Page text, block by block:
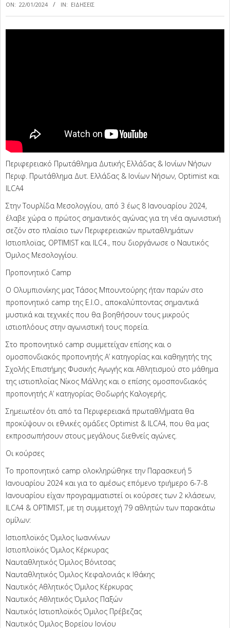
ON: 22/01/2024 IN: ΕΙΔΗΣΕΙΣ
Περιφερειακό Πρωτάθλημα Δυτικής Ελλάδας & Ιονίων Νήσων
Περιφ. Πρωτάθλημα Δυτ. Ελλάδας & Ιονίων Νήσων, Optimist και
ILCA4
Στην Τουρλίδα Μεσολογγίου, από 3 έως 8 Ιανουαρίου 2024,
έλαβε χώρα ο πρώτος σημαντικός αγώνας για τη νέα αγωνιστική
σεζόν στο πλαίσιο των Περιφερειακών πρωταθλημάτων
Ιστιοπλοϊας, OPTIMIST και ILC4., που διοργάνωσε ο Ναυτικός
Όμιλος Μεσολογγίου.
Προπονητικό Camp
Ο Ολυμπιονίκης μας Τάσος Μπουντούρης ήταν παρών στο
προπονητικό camp της Ε.Ι.Ο., αποκαλύπτοντας σημαντικά
μυστικά και τεχνικές που θα βοηθήσουν τους μικρούς
ιστιοπλόους στην αγωνιστική τους πορεία.
Στο προπονητικό camp συμμετείχαν επίσης και ο
ομοσπονδιακός προπονητής Α’ κατηγορίας και καθηγητής της
Σχολής Επιστήμης Φυσικής Αγωγής και Αθλητισμού στο μάθημα
της ιστιοπλοΐας Νίκος Μάλλης και ο επίσης ομοσπονδιακός
προπονητής Α’ κατηγορίας Θοδωρής Καλογερής.
Σημειωτέον ότι από τα Περιφερειακά πρωταθλήματα θα
προκύψουν οι εθνικές ομάδες Optimist & ILCA4, που θα μας
εκπροσωπήσουν στους μεγάλους διεθνείς αγώνες.
Οι κούρσες
Το προπονητικό camp ολοκληρώθηκε την Παρασκευή 5
Ιανουαρίου 2024 και για το αμέσως επόμενο τριήμερο 6-7-8
Ιανουαρίου είχαν προγραμματιστεί οι κούρσες των 2 κλάσεων,
ILCA4 & OPTIMIST, με τη συμμετοχή 79 αθλητών των παρακάτω
ομίλων:
Ιστιοπλοϊκός Όμιλος Ιωαννίνων
Ιστιοπλοϊκός Όμιλος Κέρκυρας
Ναυταθλητικός Όμιλος Βόνιτσας
Ναυταθλητικός Όμιλος Κεφαλονιάς κ Ιθάκης
Ναυτικός Αθλητικός Όμιλος Κέρκυρας
Ναυτικός Αθλητικός Όμιλος Παξών
Ναυτικός Ιστιοπλοϊκός Όμιλος Πρέβεζας
Ναυτικός Όμιλος Βορείου Ιονίου